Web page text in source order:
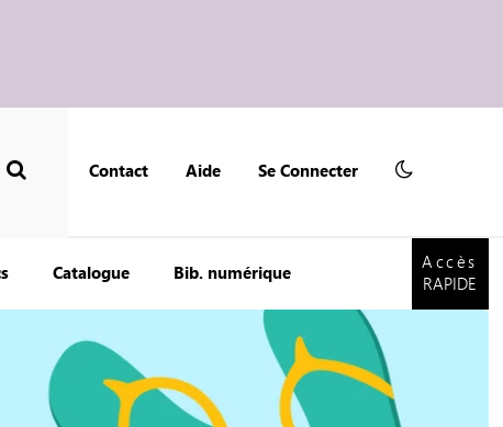
Contact Aide
Se Connecter
Catalogue Bib. numérique
Accès
RAPIDE